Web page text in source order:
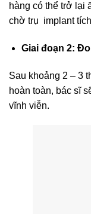
hàng có thể trở lại
chờ trụ implant
Giai đoạn 2:
Sau khoảng 2 – 3
hoàn toàn, bác sĩ
vĩnh viễn.